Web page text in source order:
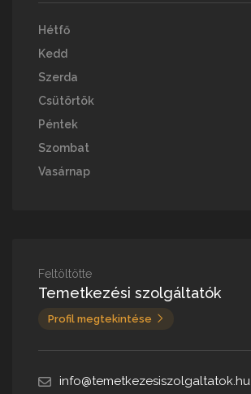
Hétfő
Kedd
Szerda
Csütörtök
Péntek
Szombat
Vasárnap
Feltöltötte
Temetkezési szolgáltatók
Profil megtekintése
info@temetkezesiszolgaltatok.hu